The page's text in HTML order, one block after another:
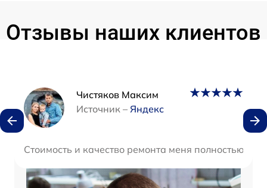
Отзывы наших клиентов
Чистяков Максим
Источник – Яндекс
Стоимость и качество ремонта меня полностью
Наши мастера